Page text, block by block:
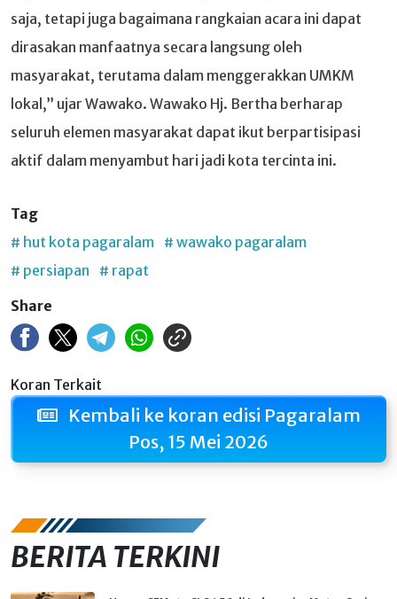
saja, tetapi juga bagaimana rangkaian acara ini dapat
dirasakan manfaatnya secara langsung oleh
masyarakat, terutama dalam menggerakkan UMKM
lokal,” ujar Wawako. Wawako Hj. Bertha berharap
seluruh elemen masyarakat dapat ikut berpartisipasi
aktif dalam menyambut hari jadi kota tercinta ini.
Tag
# hut kota pagaralam # wawako pagaralam
# persiapan
# rapat
Share
Koran Terkait
Kembali ke koran edisi Pagaralam
Pos, 15 Mei 2026
BERITA TERKINI